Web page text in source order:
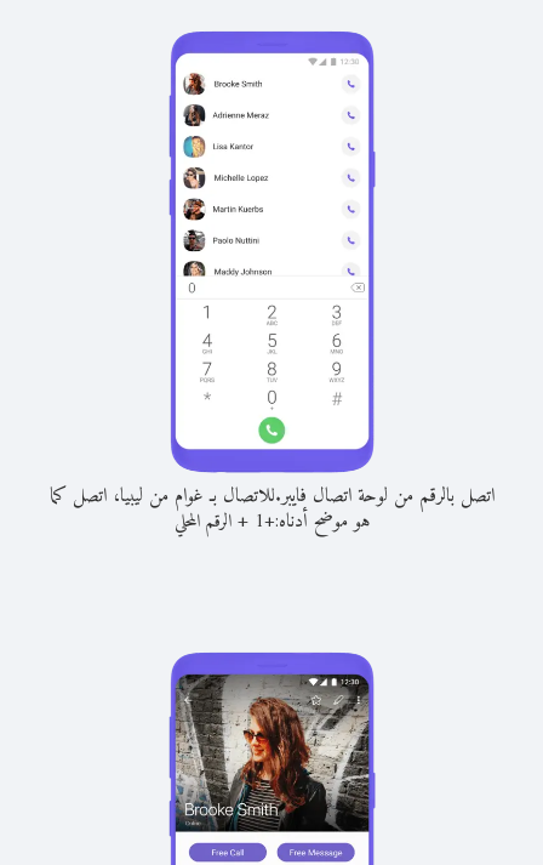
اتصل بالرقم من لوحة اتصال فايبر.للاتصال بـ غوام من ليبيا، اتصل كما
هو موضح أدناه:+
1
+الرقم المحلي